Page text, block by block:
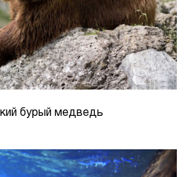
бурый медведь